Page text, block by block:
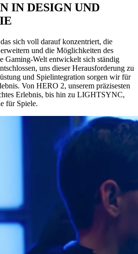
IN DESIGN UND
sich voll darauf konzentriert, die
und die Möglichkeiten des
Gaming-Welt entwickelt sich ständig
uns dieser Herausforderung zu
und Spielintegration sorgen wir für
Von HERO 2, unserem präzisesten
Erlebnis, bis hin zu LIGHTSYNC,
für Spiele.